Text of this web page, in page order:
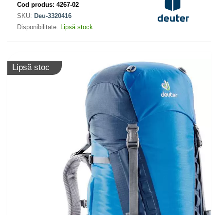
Cod produs: 4267-02
SKU: Deu-3320416
Disponibilitate: Lipsă stock
Lipsă stoc